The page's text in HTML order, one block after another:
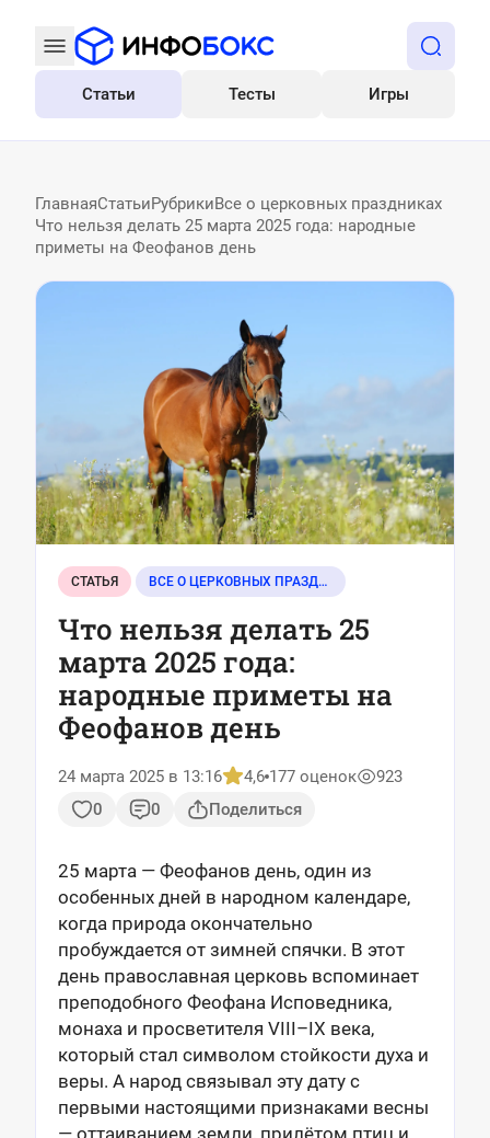
Все
Статьи Тесты Игры
ГлавнаяСтатьиРубрикиВсе о церковных праздниках
Что нельзя делать 25 марта 2025 года: народные
приметы на Феофанов день
СТАТЬЯ ВСЕ О ЦЕРКОВНЫХ ПРАЗДНИКАХ
Что нельзя делать 25
марта 2025 года:
народные приметы на
Феофанов день
24 марта 2025 в 13:16 4,6 177 оценок
923
0
0 Поделиться
25 марта — Феофанов день, один из
особенных дней в народном календаре,
когда природа окончательно
пробуждается от зимней спячки. В этот
день православная церковь вспоминает
преподобного Феофана Исповедника,
монаха и просветителя VIII–IX века,
который стал символом стойкости духа и
веры. А народ связывал эту дату с
первыми настоящими признаками весны
— оттаиванием земли, прилётом птиц и